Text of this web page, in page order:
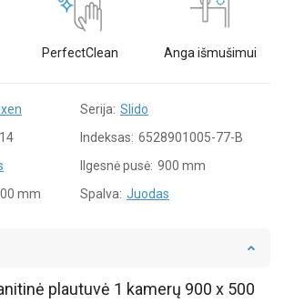
PerfectClean Anga išmušimui
Serija: Slido
Indeksas: 6528901005-77-B
Ilgesnė pusė: 900 mm
mm Spalva: Juodas
plautuvė 1 kamerų 900 x 500